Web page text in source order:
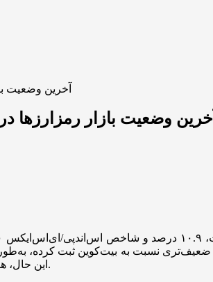
آخرین وضعیت
آخرین وضعیت بازار
این حال، هیچ‌کدام از این‌ها به رشد ۹۶.۶ درصدی قیمت بیت‌کوین نزدیک نیستند.